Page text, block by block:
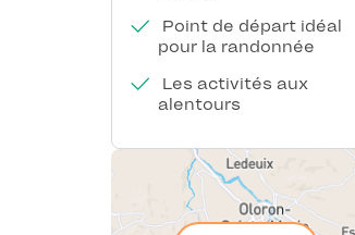
Point de départ idéal
pour la randonnée
Les activités aux
alentours